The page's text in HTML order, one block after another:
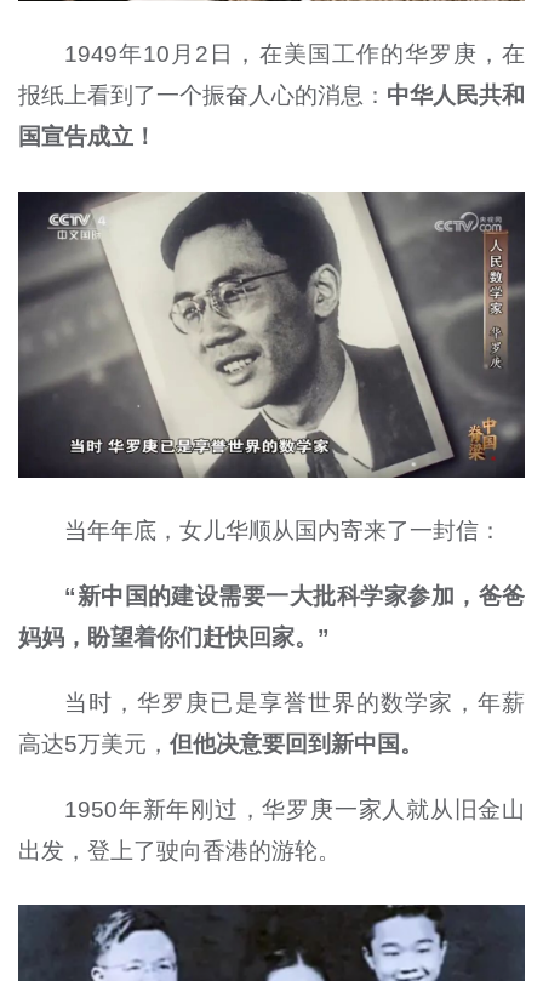
1949年10月2日，在美国工作的华罗庚，在
报纸上看到了一个振奋人心的消息： 中华人民共和
国宣告成立！
当年年底，女儿华顺从国内寄来了一封信：
“新中国的建设需要一大批科学家参加，爸爸
妈妈，盼望着你们赶快回家。”
当时，华罗庚已是享誉世界的数学家，年薪
高达5万美元， 但他决意要回到新中国。
1950年新年刚过，华罗庚一家人就从旧金山
出发，登上了驶向香港的游轮。